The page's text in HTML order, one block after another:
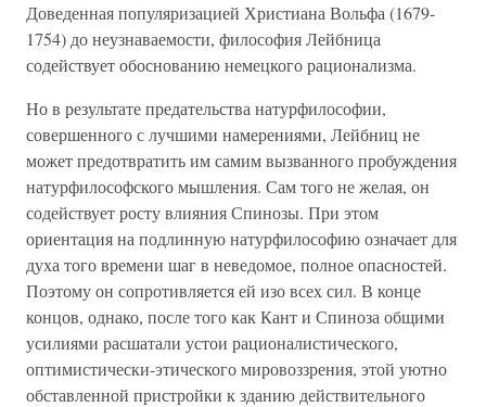
Доведенная популяризацией Христиана Вольфа (1679-
1754) до неузнаваемости, философия Лейбница
содействует обоснованию немецкого рационализма.
Но в результате предательства натурфилософии,
совершенного с лучшими намерениями, Лейбниц не
может предотвратить им самим вызванного пробуждения
натурфилософского мышления. Сам того не желая, он
содействует росту влияния Спинозы. При этом
ориентация на подлинную натурфилософию означает для
духа того времени шаг в неведомое, полное опасностей.
Поэтому он сопротивляется ей изо всех сил. В конце
концов, однако, после того как Кант и Спиноза общими
усилиями расшатали устои рационалистического,
оптимистически-этического мировоззрения, этой уютно
обставленной пристройки к зданию действительного